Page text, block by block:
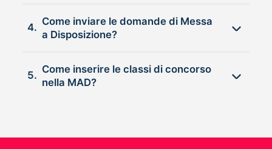
4.
Come inviare le domande di Messa
a Disposizione?
5.
Come inserire le classi di concorso
nella MAD?